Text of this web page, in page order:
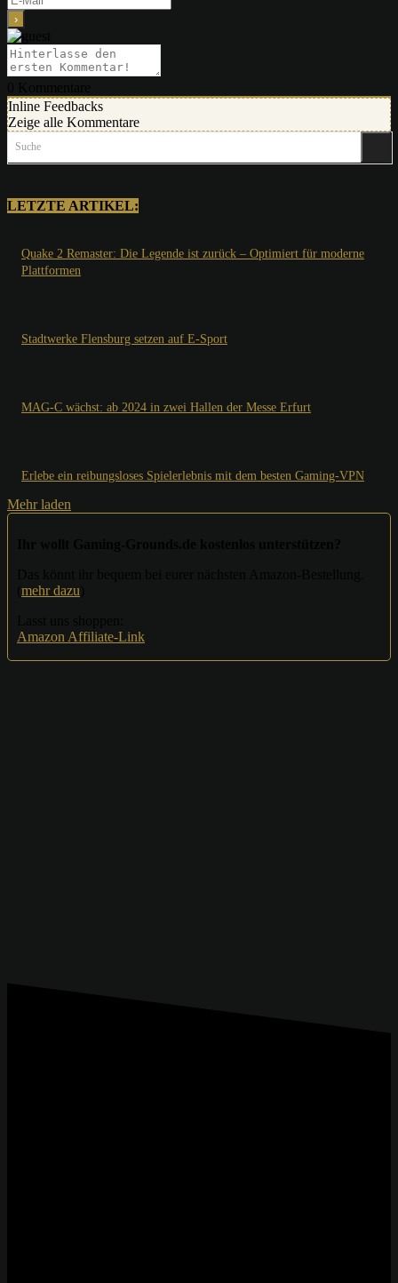
Inline Feedbacks
Zeige alle Kommentare
Suche
LETZTE ARTIKEL:
Quake 2 Remaster: Die Legende ist zurück – Optimiert für moderne
Plattformen
Stadtwerke Flensburg setzen auf E-Sport
MAG-C wächst: ab 2024 in zwei Hallen der Messe Erfurt
Erlebe ein reibungsloses Spielerlebnis mit dem besten Gaming-VPN
Mehr laden
mehr dazu
Amazon Affiliate-Link